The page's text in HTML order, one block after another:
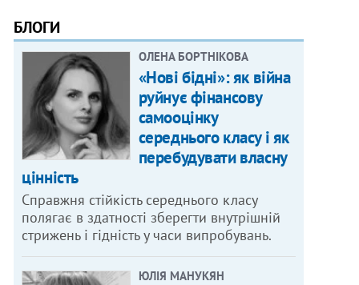
БЛОГИ
ОЛЕНА БОРТНІКОВА
«Нові бідні»: як війна
руйнує фінансову
самооцінку
середнього класу і як
перебудувати власну
цінність
Справжня стійкість середнього класу
полягає в здатності зберегти внутрішній
стрижень і гідність у часи випробувань.
ЮЛІЯ МАНУКЯН